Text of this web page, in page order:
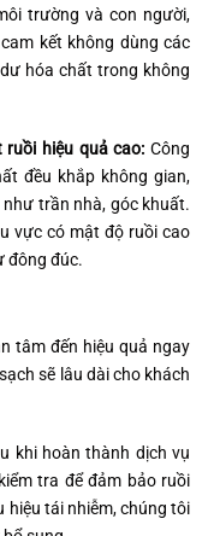
trường và con người,
kết không dùng các
hóa chất trong không
hiệu quả cao: Công
đều khắp không gian,
trần nhà, góc khuất.
vực có mật độ ruồi cao
đông đúc.
tâm đến hiệu quả ngay
sẽ lâu dài cho khách
khi hoàn thành dịch vụ
tra để đảm bảo ruồi
hiệu tái nhiễm, chúng tôi